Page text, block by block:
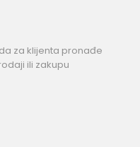
da za klijenta pronađe
ili zakupu